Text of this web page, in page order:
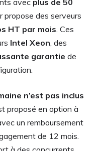
propose des serveurs
HT par mois . Ces
Intel Xeon , des
garantie de
n’est pas inclus
proposé en option à
un remboursement
de 12 mois.